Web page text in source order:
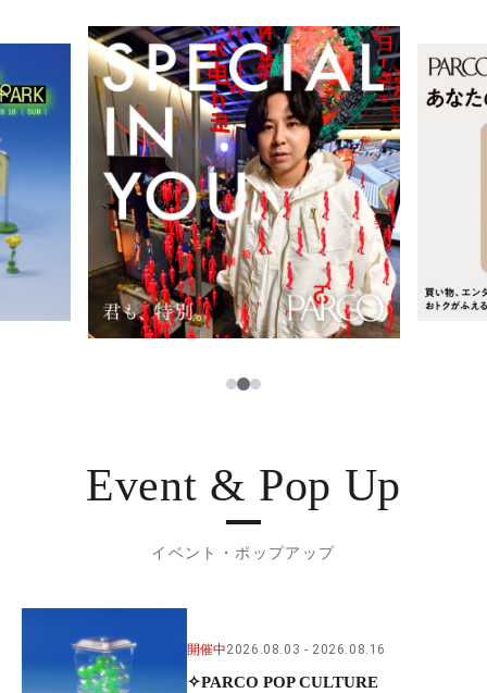
レストラン・カフェ
TAX FREE
PARCOメンバーズ
ภาษาไทย
日本語
12
Event & Pop Up
イベント・ポップアップ
開催中2026.08.03 2026.08.16
✧PARCO POP CULTURE